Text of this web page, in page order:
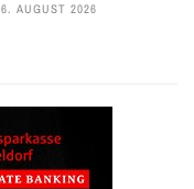
6. AUGUST 2026